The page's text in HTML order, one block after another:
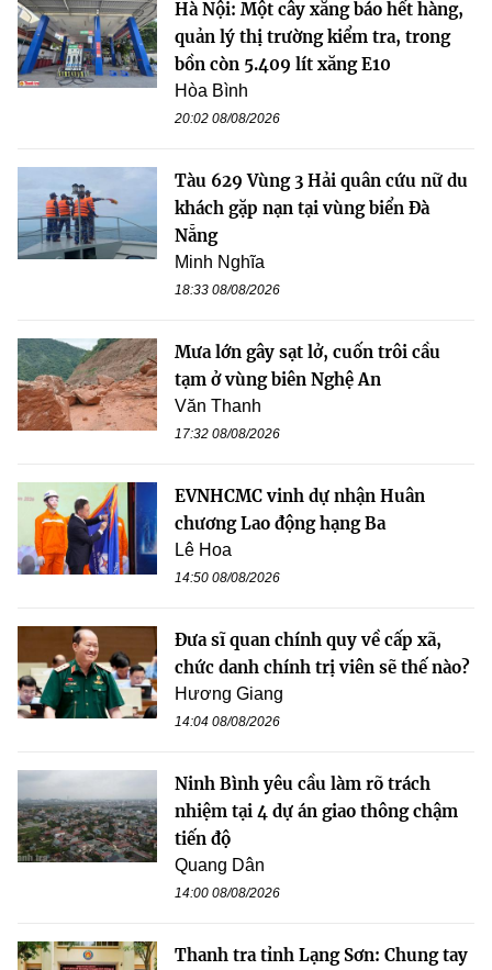
Hà Nội: Một cây xăng báo hết hàng,
quản lý thị trường kiểm tra, trong
bồn còn 5.409 lít xăng E10
Hòa Bình
20:02 08/08/2026
Tàu 629 Vùng 3 Hải quân cứu nữ du
khách gặp nạn tại vùng biển Đà
Nẵng
Minh Nghĩa
18:33 08/08/2026
Mưa lớn gây sạt lở, cuốn trôi cầu
tạm ở vùng biên Nghệ An
Văn Thanh
17:32 08/08/2026
EVNHCMC vinh dự nhận Huân
chương Lao động hạng Ba
Lê Hoa
14:50 08/08/2026
Đưa sĩ quan chính quy về cấp xã,
chức danh chính trị viên sẽ thế nào?
Hương Giang
14:04 08/08/2026
Ninh Bình yêu cầu làm rõ trách
nhiệm tại 4 dự án giao thông chậm
tiến độ
Quang Dân
14:00 08/08/2026
Thanh tra tỉnh Lạng Sơn: Chung tay